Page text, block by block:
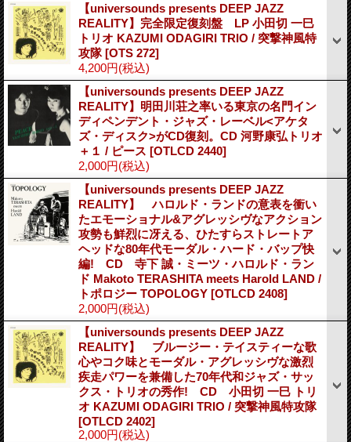
【universounds presents DEEP JAZZ
REALITY】完全限定復刻盤 LP 小田切 一巳
トリオ KAZUMI ODAGIRI TRIO / 突撃神風特
攻隊[OTS 272]
4,200円(税込)
【universounds presents DEEP JAZZ
REALITY】明田川荘之率いる東京の名門イン
ディペンデント・ジャズ・レーベル<アケタ
ズ・ディスク>がCD復刻。CD 河野康弘トリオ
＋１ / ピース [OTLCD 2440]
2,000円(税込)
【universounds presents DEEP JAZZ
REALITY】 ハロルド・ランドの意表を衝い
たエモーショナル&アグレッシヴなアクション
攻勢も鮮烈に冴える、ひたすらストレートア
ヘッドな80年代モーダル・ハード・バップ快
編! CD 寺下 誠・ミーツ・ハロルド・ラン
ド Makoto TERASHITA meets Harold LAND /
トポロジー TOPOLOGY [OTLCD 2408]
2,000円(税込)
【universounds presents DEEP JAZZ
REALITY】 ブルージー・テイスティーな歌
心やコク味とモーダル・アグレッシヴな激烈
疾走パワーを兼備した70年代和ジャズ・サッ
クス・トリオの秀作! CD 小田切 一巳 トリ
オ KAZUMI ODAGIRI TRIO / 突撃神風特攻隊
[OTLCD 2402]
2,000円(税込)